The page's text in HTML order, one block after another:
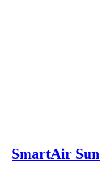
תנור חימום אינפרא אדום SmartAir Sun